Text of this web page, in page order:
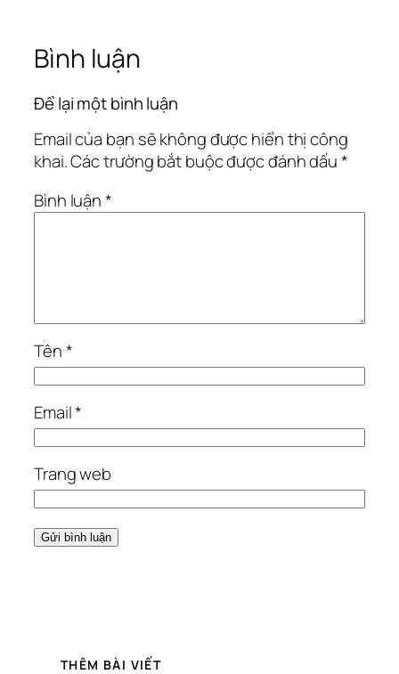
Bình luận
Để lại một bình luận
Email của bạn sẽ không được hiển thị công
khai.Các trường bắt buộc được đánh dấu*
Bình luận*
Tên*
Email*
Trang web
THÊM BÀI VIẾT